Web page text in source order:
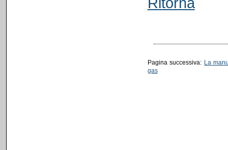
Pagina successiva: La
gas